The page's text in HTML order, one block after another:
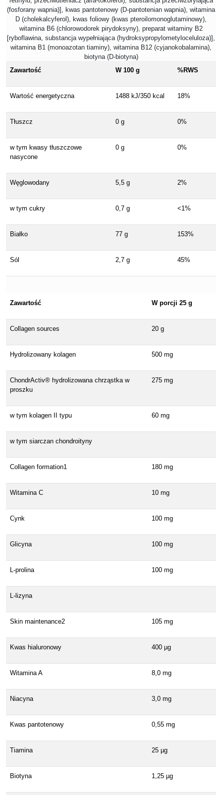
(fosforany wapnia)], kwas pantotenowy (D-pantotenian wapnia), witamina
D (cholekalcyferol), kwas foliowy (kwas pteroilomonoglutaminowy),
witamina B6 (chlorowodorek pirydoksyny), preparat witaminy B2
[ryboflawina, substancja wypełniająca (hydroksypropylometyloceluloza)],
witamina B1 (monoazotan tiaminy), witamina B12 (cyjanokobalamina),
biotyna (D-biotyna)
Zawartość
W 100 g %RWS
Wartość energetyczna 1488 kJ/350 kcal 18%
Tłuszcz 0 g 0%
w tym kwasy tłuszczowe
nasycone
0 g 0%
Węglowodany 5,5 g 2%
w tym cukry 0,7 g <1%
Białko 77 g 153%
Sól 2,7 g 45%
Zawartość W porcji 25 g
Collagen sources 20 g
Hydrolizowany kolagen 500 mg
ChondrActiv® hydrolizowana chrząstka w
proszku
275 mg
w tym kolagen II typu 60 mg
w tym siarczan chondroityny
Collagen formation1 180 mg
Witamina C 10 mg
Cynk 100 mg
Glicyna 100 mg
L-prolina 100 mg
L-lizyna
Skin maintenance2 105 mg
Kwas hialuronowy 400 µg
Witamina A 8,0 mg
Niacyna 3,0 mg
Kwas pantotenowy 0,55 mg
Tiamina 25 µg
Biotyna 1,25 µg